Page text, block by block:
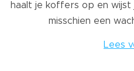
haalt je koffers op en wijst
misschien een
Lees